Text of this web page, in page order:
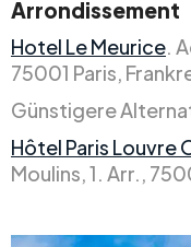
Arrondissement
Hotel Le Meurice.
75001 Paris,
Günstigere
Hôtel Paris Louvre
Moulins, 1. Arr.,